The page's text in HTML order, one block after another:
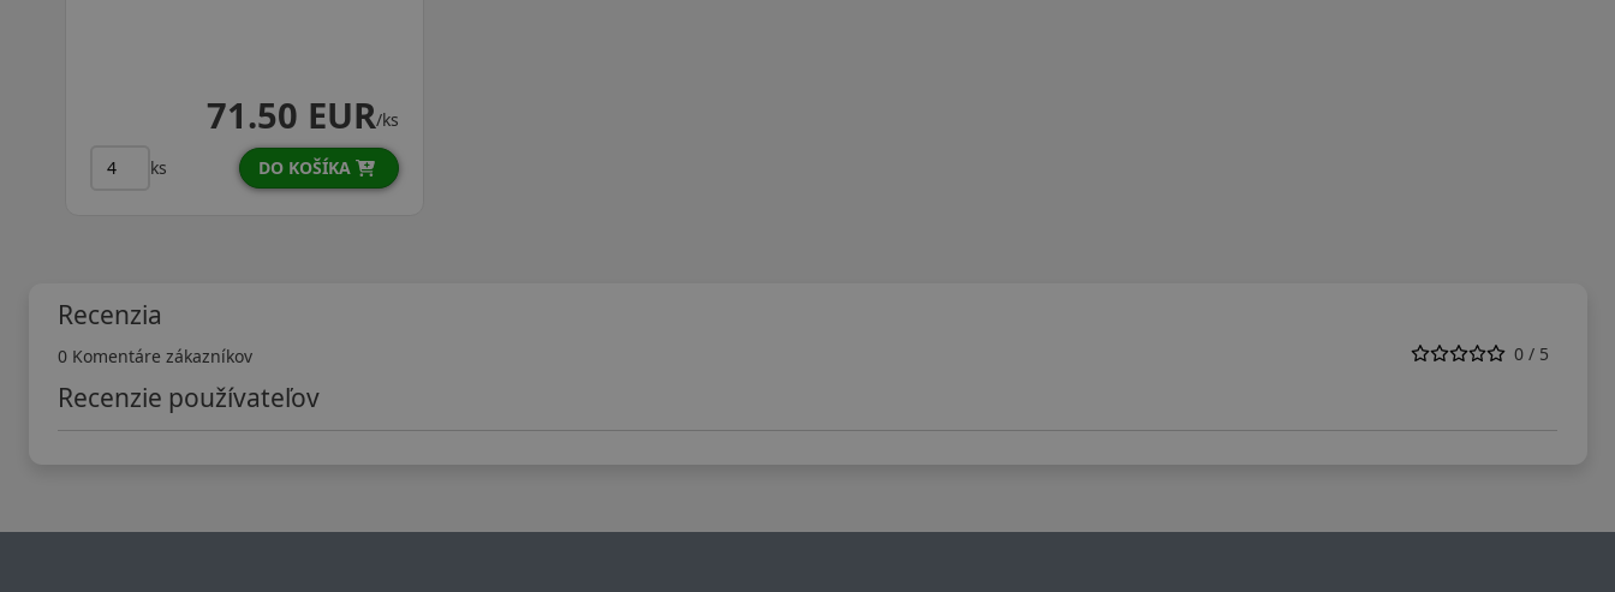
71.50 EUR/ks
ks DO KOŠÍKA
Recenzia
0 Komentáre zákazníkov 0 / 5
Recenzie používateľov